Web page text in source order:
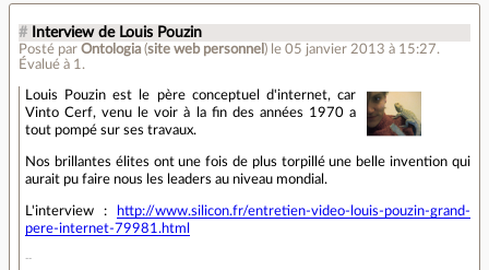
# Interview de Louis Pouzin
Posté par Ontologia (site web personnel ) le 05 janvier 2013 à 15:27.
Évalué à 1 .
Louis Pouzin est le père conceptuel d'internet, car
Vinto Cerf, venu le voir à la fin des années 1970 a
tout pompé sur ses travaux.
Nos brillantes élites ont une fois de plus torpillé une belle invention qui
aurait pu faire nous les leaders au niveau mondial.
L'interview :
http://www.silicon.fr/entretien-video-louis-pouzin-grand-
pere-internet-79981.html